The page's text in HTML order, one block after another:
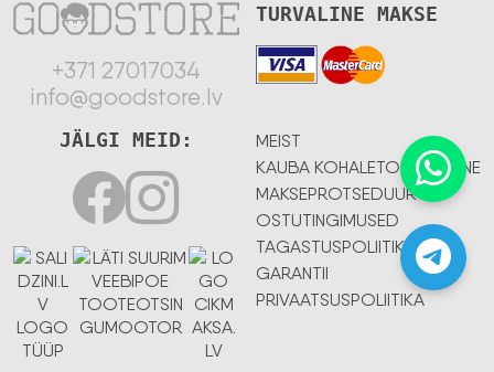
+371 27017034
info@goodstore.lv
TURVALINE MAKSE
MEIST
KAUBA KOHALETOIMETAMINE
MAKSEPROTSEDUUR
OSTUTINGIMUSED
TAGASTUSPOLIITIKA
GARANTII
PRIVAATSUSPOLIITIKA
JÄLGI MEID: